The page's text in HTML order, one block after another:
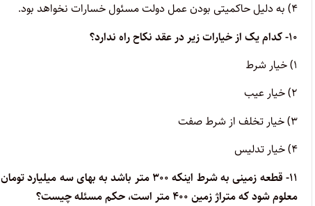
۴) به دلیل حاکمیتی بودن عمل دولت مسئول خسارات نخواهد بود.
۱۰- کدام یک از خیارات زیر در عقد نکاح راه ندارد؟
۱) خیار شرط
۲) خیار عیب
۳) خیار تخلف از شرط صفت
۴) خیار تدلیس
۱۱- قطعه زمینی به شرط اینکه ۳۰۰ متر
معلوم شود که متراژ زمین ۴۰۰ متر است، حکم مسئله چیست؟